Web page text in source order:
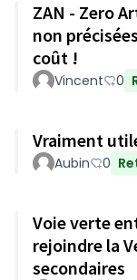
ZAN - Zero
non
coût !
Vincent 0
Vraiment
Aubin 0
Voie verte
rejoindre la
secondaires